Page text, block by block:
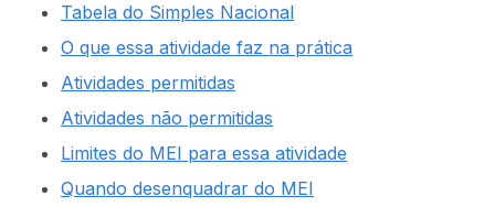
Tabela do Simples Nacional
O que essa atividade faz na prática
Atividades permitidas
Atividades não permitidas
Limites do MEI para essa atividade
Quando desenquadrar do MEI